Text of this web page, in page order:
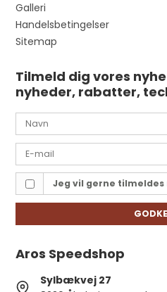
Galleri
Handelsbetingelser
Sitemap
Tilmeld dig vores
nyheder, rabatter,
Jeg vil gerne
Aros Speedshop
Sylbækvej 27